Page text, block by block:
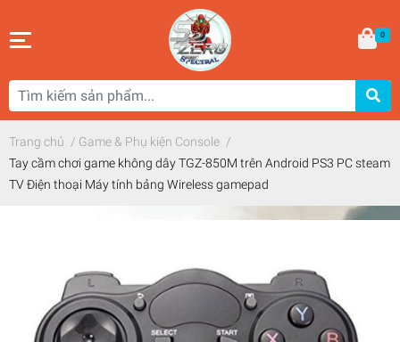
0
Trang chủ / Game & Phụ kiện Console /
Tay cầm chơi game không dây TGZ-850M trên Android PS3 PC steam
TV Điện thoại Máy tính bảng Wireless gamepad